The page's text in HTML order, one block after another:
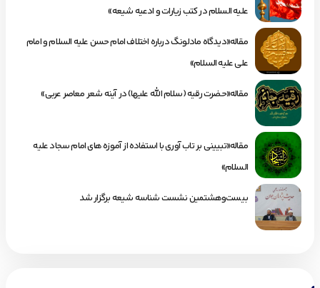
علیه السلام در کتب زیارات و ادعیه شیعه»
مقاله«دیدگاه مادلونگ درباره اختلاف امام حسن علیه السلام و امام
علی علیه السلام»
مقاله«حضرت رقیه (سلام الله علیها) در آینه شعر معاصر عربی»
مقاله«تبیینی بر تاب آوری با استفاده از آموزه های امام سجاد علیه
السلام»
بیست‌وهشتمین نشست شناسه شیعه برگزار شد